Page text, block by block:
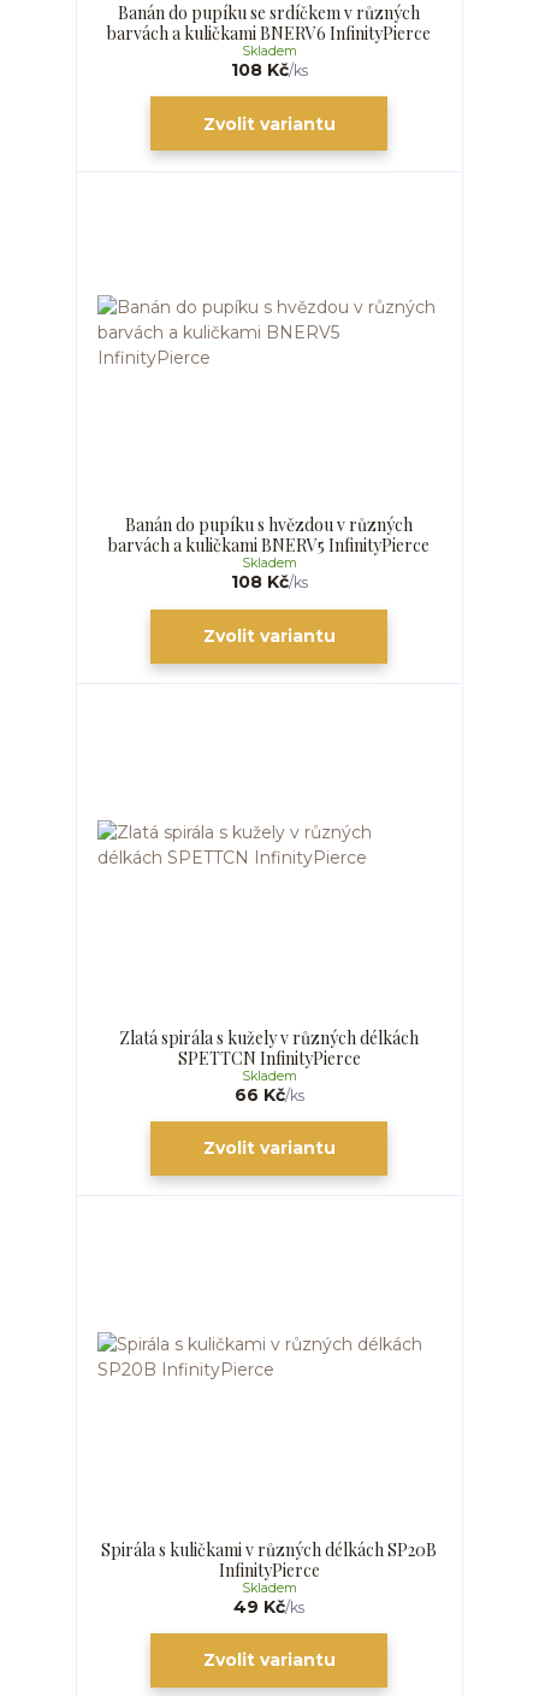
Banán do pupíku se srdíčkem v různých
barvách a kuličkami BNERV6 InfinityPierce
108 Kč/ks
Skladem
Zvolit variantu
Banán do pupíku s hvězdou v různých
barvách a kuličkami BNERV5 InfinityPierce
108 Kč/ks
Skladem
Zvolit variantu
Zlatá spirála s kužely v různých délkách
SPETTCN InfinityPierce
66 Kč/ks
Skladem
Zvolit variantu
Spirála s kuličkami v různých délkách SP20B
InfinityPierce
49 Kč/ks
Skladem
Zvolit variantu